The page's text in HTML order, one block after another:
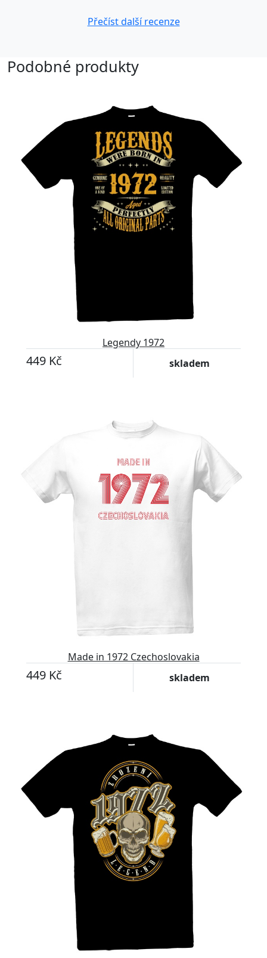
Přečíst další recenze
Podobné produkty
Legendy 1972
449 Kč skladem
Made in 1972 Czechoslovakia
449 Kč skladem